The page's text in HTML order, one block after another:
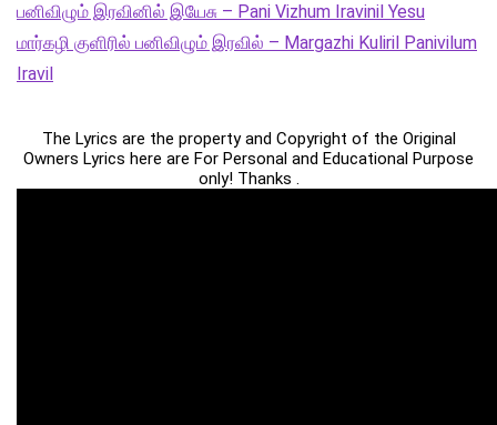
பனிவிழும் இரவினில் இயேசு – Pani Vizhum Iravinil Yesu
மார்கழி குளிரில் பனிவிழும் இரவில் – Margazhi Kuliril Panivilum
Iravil
The Lyrics are the property and Copyright of the Original
Owners Lyrics here are For Personal and Educational Purpose
only! Thanks .